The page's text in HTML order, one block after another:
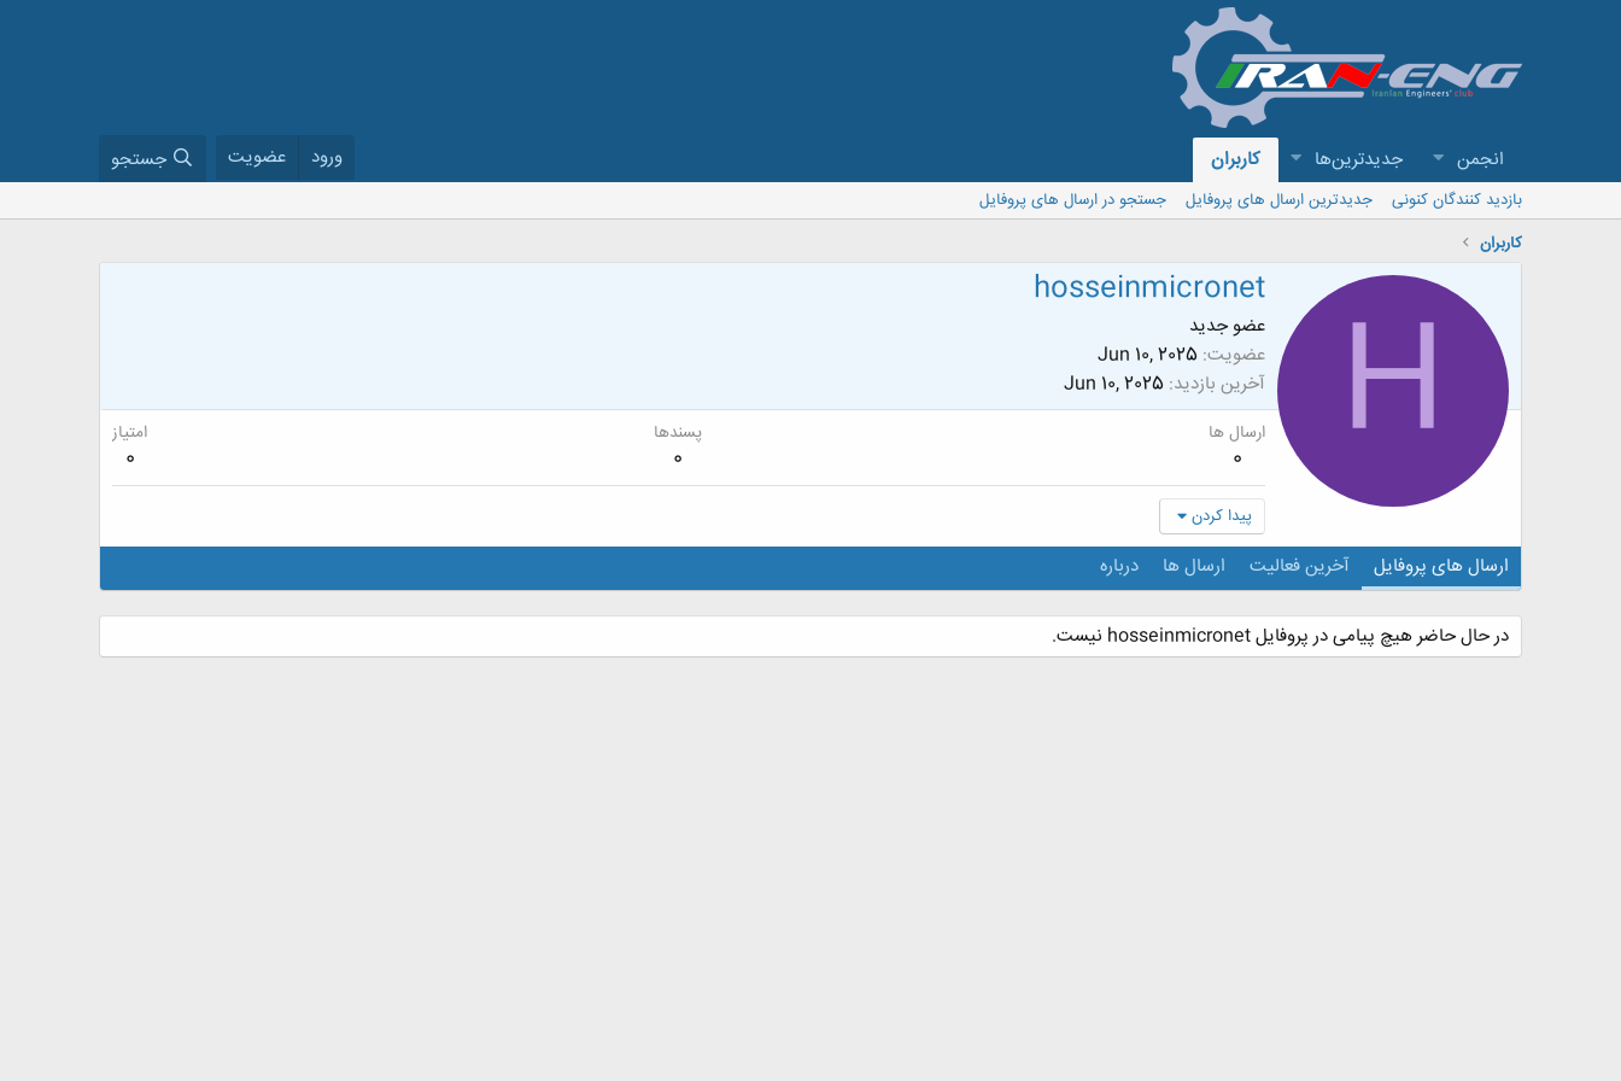
انجمن جدیدترین‌ها کاربران ورود عضویت جستجو
بازدید کنندگان کنونی جدیدترین ارسال های پروفایل
جستجو در ارسال های پروفایل
کاربران
H
hosseinmicronet
عضو جدید
عضویت Jun 10, 2025
آخرین بازدید Jun 10, 2025
ارسال ها
0
پسندها
0
امتیاز
0
پیدا کردن
ارسال های پروفایل آخرین فعالیت ارسال ها درباره
در حال حاضر هیچ پیامی در پروفایل hosseinmicronet نیست.